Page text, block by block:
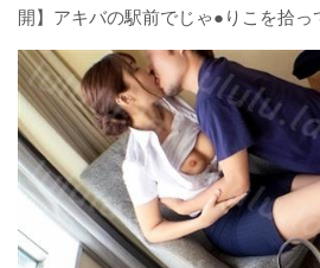
開】アキバの駅前でじゃ●りこを拾っ